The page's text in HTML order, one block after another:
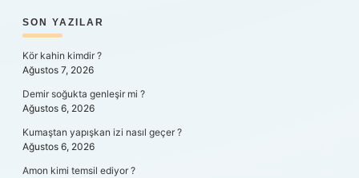
SIDEBAR
SON YAZILAR
Kör kahin kimdir ?
Ağustos 7, 2026
Demir soğukta genleşir mi ?
Ağustos 6, 2026
Kumaştan yapışkan izi nasıl geçer ?
Ağustos 6, 2026
Amon kimi temsil ediyor ?